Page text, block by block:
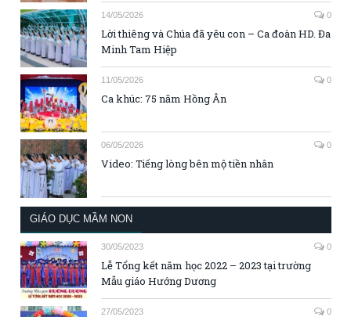
14/05/2026 0
Lời thiêng và Chúa đã yêu con – Ca đoàn HD. Đa
Minh Tam Hiệp
11/05/2026 0
Ca khúc: 75 năm Hồng Ân
06/05/2026 0
Video: Tiếng lòng bên mộ tiền nhân
GIÁO DỤC MẦM NON
30/05/2023 0
Lễ Tổng kết năm học 2022 – 2023 tại trường
Mẫu giáo Hướng Dương
27/05/2023 0